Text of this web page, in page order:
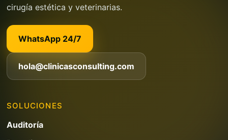
cirugía estética y veterinarias.
WhatsApp 24/7
hola@clinicasconsulting.com
SOLUCIONES
Auditoría